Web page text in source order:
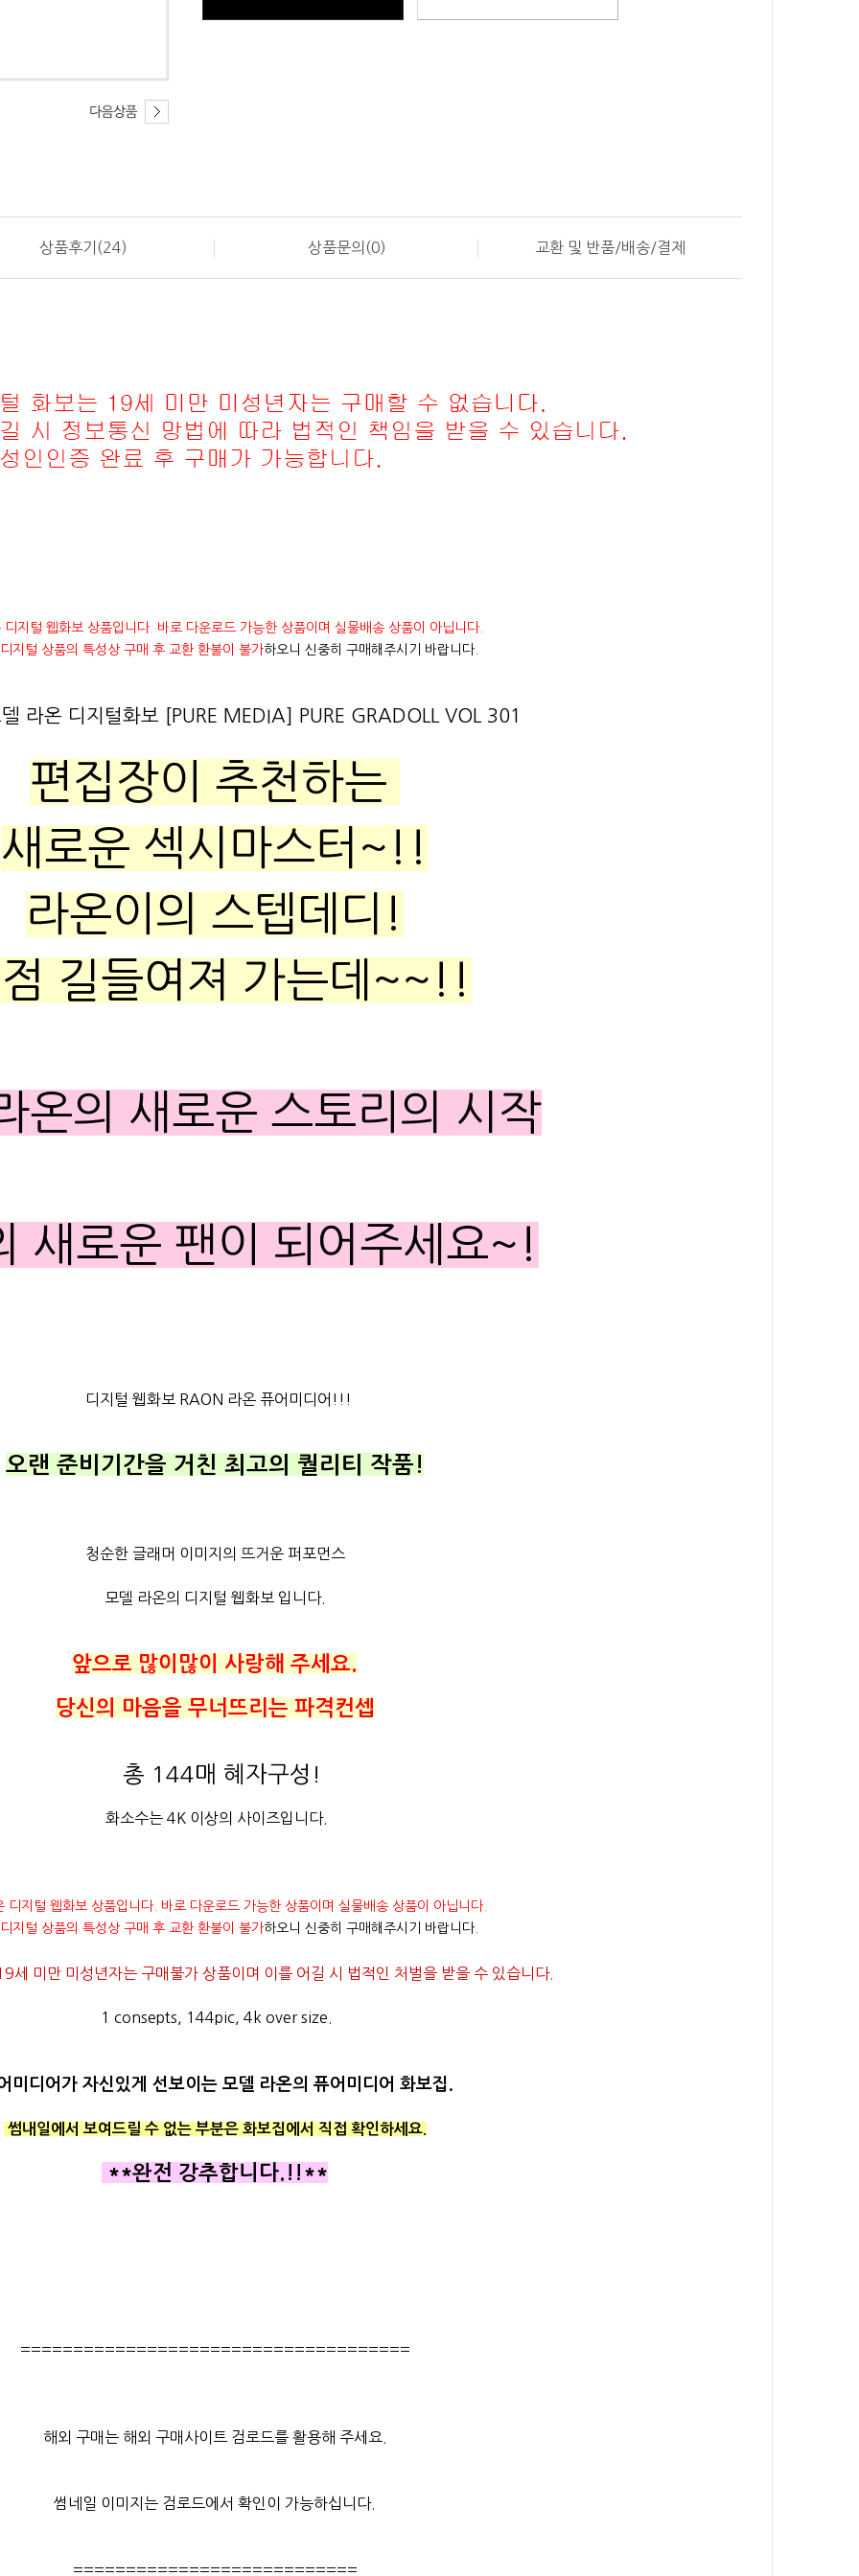
상품후기(24) 상품문의(0) 교환 및 반품/배송/결제
디지털 웹화보 상품입니다. 바로 다운로드 가능한 상품이며 실물배송 상품이 아닙니다.
디지털 상품의 특성상 구매 후 교환 환불이 불가하오니 신중히 구매해주시기 바랍니다.
라온 디지털화보 [PURE MEDIA] PURE GRADOLL VOL 301
편집장이 추천하는
새로운 섹시마스터~!!
라온이의 스텝데디!
길들여져 가는데~~!!
온의 새로운 스토리의 시작
새로운 팬이 되어주세요~!
디지털 웹화보 RAON 라온 퓨어미디어!!!
오랜 준비기간을 거친 최고의 퀄리티 작품!
청순한 글래머 이미지의 뜨거운 퍼포먼스
모델 라온의 디지털 웹화보 입니다.
앞으로 많이많이 사랑해 주세요.
당신의 마음을 무너뜨리는 파격컨셉
총 144매 혜자구성!
화소수는 4K 이상의 사이즈입니다.
디지털 웹화보 상품입니다. 바로 다운로드 가능한 상품이며 실물배송 상품이 아닙니다.
디지털 상품의 특성상 구매 후 교환 환불이 불가하오니 신중히 구매해주시기 바랍니다.
세 미만 미성년자는 구매불가 상품이며 이를 어길 시 법적인 처벌을 받을 수 있습니다.
1 consepts, 144pic, 4k over size.
미디어가 자신있게 선보이는 모델 라온의 퓨어미디어 화보집.
썸내일에서 보여드릴 수 없는 부분은 화보집에서 직접 확인하세요.
**완전 강추합니다.!!**
=====================================
해외 구매는 해외 구매사이트 검로드를 활용해 주세요.
썸네일 이미지는 검로드에서 확인이 가능하십니다.
===========================